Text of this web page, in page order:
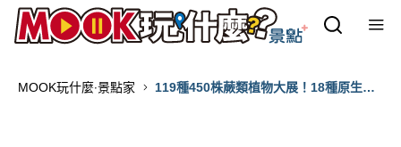
MOOK玩什麼‧景點家
119種450株蕨類植物大展！18種原生種